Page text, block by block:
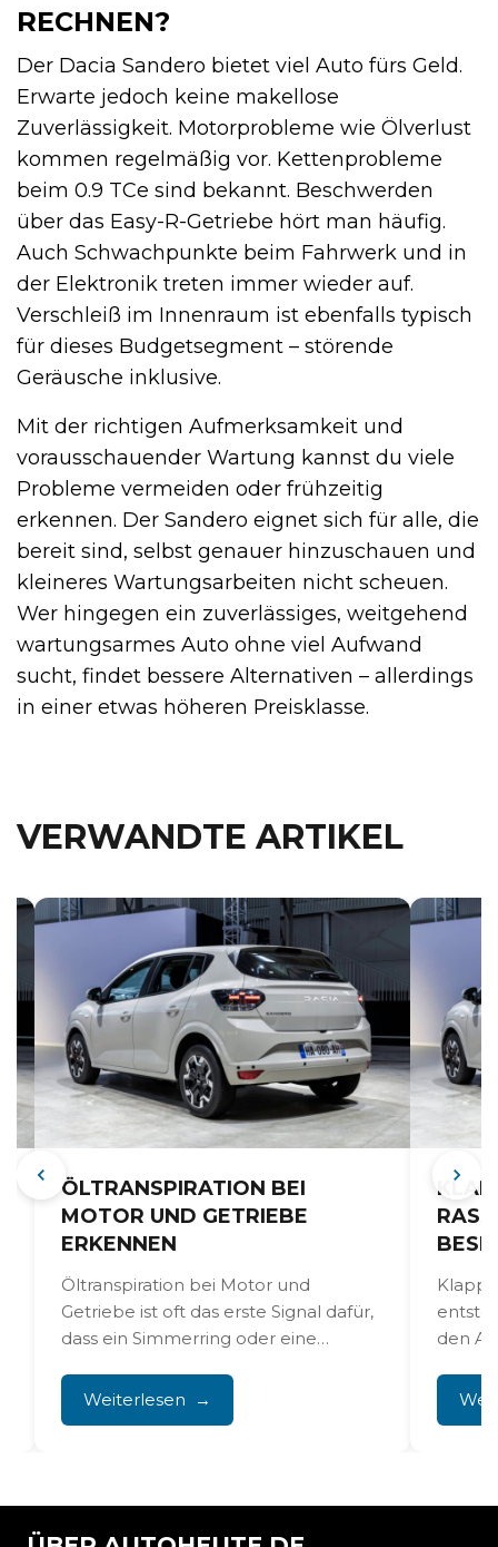
RECHNEN?
Der Dacia Sandero bietet viel Auto fürs Geld.
Erwarte jedoch keine makellose
Zuverlässigkeit. Motorprobleme wie Ölverlust
kommen regelmäßig vor. Kettenprobleme
beim 0.9 TCe sind bekannt. Beschwerden
über das Easy-R-Getriebe hört man häufig.
Auch Schwachpunkte beim Fahrwerk und in
der Elektronik treten immer wieder auf.
Verschleiß im Innenraum ist ebenfalls typisch
für dieses Budgetsegment – störende
Geräusche inklusive.
Mit der richtigen Aufmerksamkeit und
vorausschauender Wartung kannst du viele
Probleme vermeiden oder frühzeitig
erkennen. Der Sandero eignet sich für alle, die
bereit sind, selbst genauer hinzuschauen und
kleineres Wartungsarbeiten nicht scheuen.
Wer hingegen ein zuverlässiges, weitgehend
wartungsarmes Auto ohne viel Aufwand
sucht, findet bessere Alternativen – allerdings
in einer etwas höheren Preisklasse.
VERWANDTE ARTIKEL
ÖLTRANSPIRATION BEI
MOTOR UND GETRIEBE
ERKENNEN
Öltranspiration bei Motor und
Getriebe ist oft das erste Signal dafür,
dass ein Simmerring oder eine
Weiterlesen
den
eine